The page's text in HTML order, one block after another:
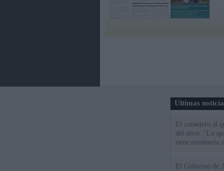
Últimas
El consejero al
del ático: "Lo
tiene residencia
El Gobierno de